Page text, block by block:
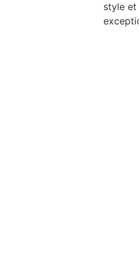
style